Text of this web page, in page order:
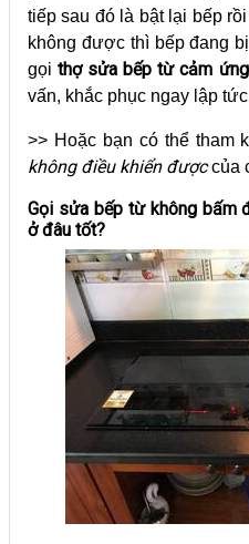
tiếp sau đó là bật lại bếp
không được thì bếp đang
gọithợ sửa bếp từ cảm ứng
vấn, khắc phục ngay lập
>> Hoặc bạn có thể tham
không điều khiển đượccủa
Gọi sửa bếp từ không bấm
ở đâu tốt?